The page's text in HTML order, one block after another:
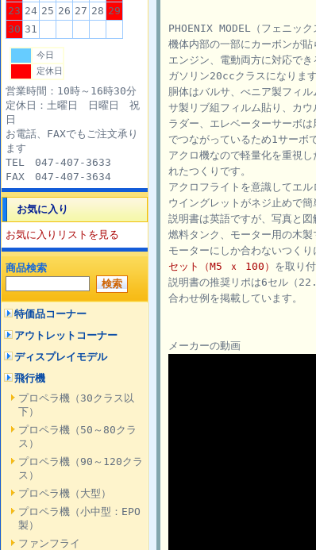
23 24 25 26 27 28 29
30 31
今日
定休日
営業時間：10時～16時30分
定休日：土曜日 日曜日 祝
日
お電話、FAXでもご注文承り
ます
TEL 047-407-3633
FAX 047-407-3634
お気に入り
お気に入りリストを見る
商品検索
特価品コーナー
アウトレットコーナー
ディスプレイモデル
飛行機
プロペラ機（30クラス以
下）
プロペラ機（50～80クラ
ス）
プロペラ機（90～120クラ
ス）
プロペラ機（大型）
プロペラ機（小中型：EPO
製）
ファンフライ
PHOENIX MODEL（フェニッ
機体内部の一部にカーボンが
エンジン、電動両方に対応で
ガソリン20ccクラスになります
胴体はバルサ、べニア製フィ
サ製リブ組フィルム貼り、カウ
ラダー、エレベーターサーボ
でつながっているため1サーボ
アクロ機なので軽量化を重視
れたつくりです。
アクロフライトを意識してエ
ウイングレットがネジ止めで簡
説明書は英語ですが、写真と図
燃料タンク、モーター用の木
モーターにしか合わないつく
セット（M5 ｘ 100） を取り
説明書の推奨リポは6セル（
合わせ例を掲載しています。
メーカーの動画